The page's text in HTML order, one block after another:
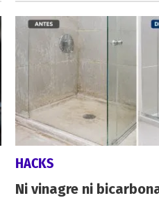
HACKS
Ni vinagre ni